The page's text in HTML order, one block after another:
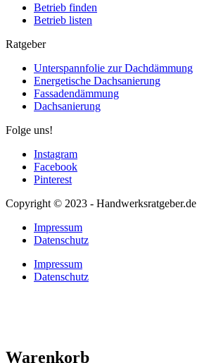
Betrieb finden
Betrieb listen
Ratgeber
Unterspannfolie zur Dachdämmung
Energetische Dachsanierung
Fassadendämmung
Dachsanierung
Folge uns!
Instagram
Facebook
Pinterest
Copyright © 2023 - Handwerksratgeber.de
Impressum
Datenschutz
Impressum
Datenschutz
Warenkorb